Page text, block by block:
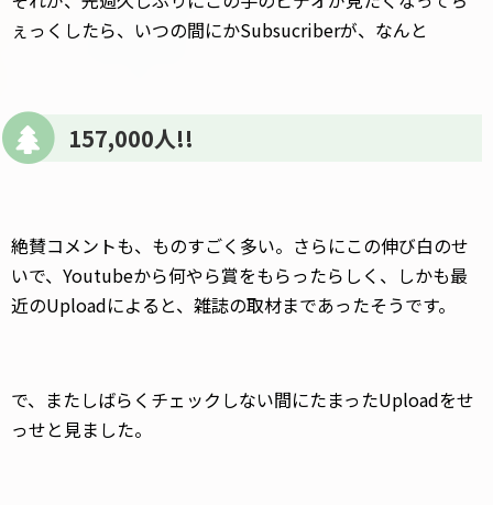
ぇっくしたら、いつの間にかSubsucriberが、なんと
157,000人!!
絶賛コメントも、ものすごく多い。さらにこの伸び白のせ
いで、Youtubeから何やら賞をもらったらしく、しかも最
近のUploadによると、雑誌の取材まであったそうです。
で、またしばらくチェックしない間にたまったUploadをせ
っせと見ました。